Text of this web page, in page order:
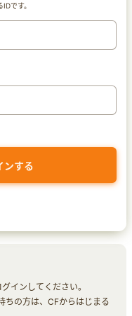
です。
インしてください。
ちの方は、CFからはじまる